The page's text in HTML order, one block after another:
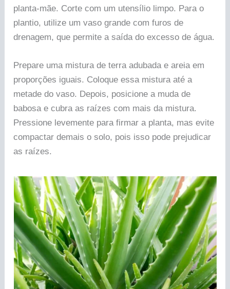
planta-mãe. Corte com um utensílio limpo. Para o
plantio, utilize um vaso grande com furos de
drenagem, que permite a saída do excesso de água.
Prepare uma mistura de terra adubada e areia em
proporções iguais. Coloque essa mistura até a
metade do vaso. Depois, posicione a muda de
babosa e cubra as raízes com mais da mistura.
Pressione levemente para firmar a planta, mas evite
compactar demais o solo, pois isso pode prejudicar
as raízes.